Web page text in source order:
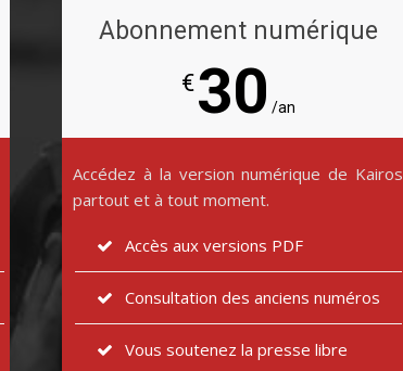
Abonnement numérique
€30 /an
Accédez à la version numérique de Kairos
partout et à tout moment.
Accès aux versions PDF
Consultation des anciens numéros
Vous soutenez la presse libre